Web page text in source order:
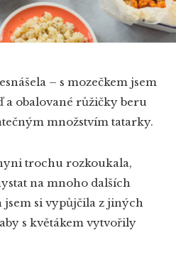
– s mozečkem jsem
a obalované růžičky beru
množstvím tatarky.
trochu rozkoukala,
na mnoho dalších
jsem si vypůjčila z jiných
s květákem vytvořily